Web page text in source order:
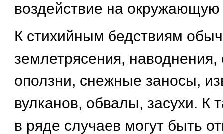
воздействие на окружающую
К стихийным бедствиям
землетрясения, наводнения,
оползни, снежные заносы,
вулканов, обвалы, засухи. К
в ряде случаев могут быть